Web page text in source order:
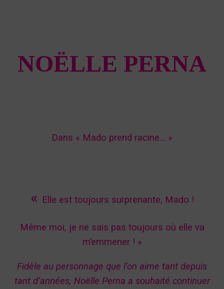
NOËLLE PERNA
Dans « Mado prend racine… »
« Elle est toujours surprenante, Mado !
Même moi, je ne sais pas toujours où elle va
m’emmener ! »
Fidèle au personnage que l’on aime tant depuis
tant d’années, Noëlle Perna a souhaité continuer